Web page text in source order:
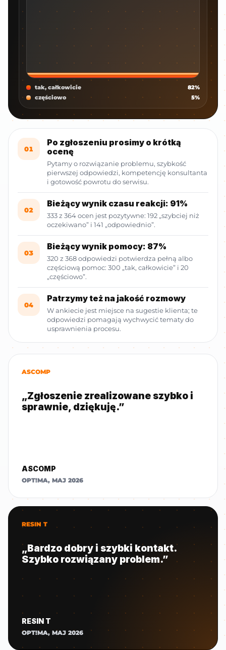
tak, całkowicie
82%
częściowo
5%
01
Po zgłoszeniu prosimy o krótką
ocenę
Pytamy o rozwiązanie problemu, szybkość
pierwszej odpowiedzi, kompetencję konsultanta
i gotowość powrotu do serwisu.
02
Bieżący wynik czasu reakcji: 91%
333 z 364 ocen jest pozytywne: 192 „szybciej niż
oczekiwano” i 141 „odpowiednio”.
03
Bieżący wynik pomocy: 87%
320 z 368 odpowiedzi potwierdza pełną albo
częściową pomoc: 300 „tak, całkowicie” i 20
„częściowo”.
04
Patrzymy też na jakość rozmowy
W ankiecie jest miejsce na sugestie klienta; te
odpowiedzi pomagają wychwycić tematy do
usprawnienia procesu.
ASCOMP
„Zgłoszenie zrealizowane szybko i
sprawnie, dziękuję.”
ASCOMP
OPT!MA, MAJ 2026
RESIN T
„Bardzo dobry i szybki kontakt.
Szybko rozwiązany problem.”
RESIN T
OPT!MA, MAJ 2026